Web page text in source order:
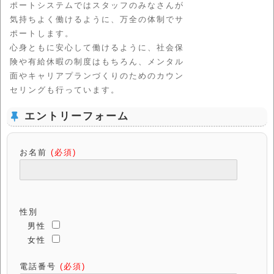
ポートシステムではスタッフのみなさんが
気持ちよく働けるように、万全の体制でサ
ポートします。
心身ともに安心して働けるように、社会保
険や有給休暇の制度はもちろん、メンタル
面やキャリアプランづくりのためのカウン
セリングも行っています。
エントリーフォーム
お名前 (必須)
性別
男性
女性
電話番号 (必須)